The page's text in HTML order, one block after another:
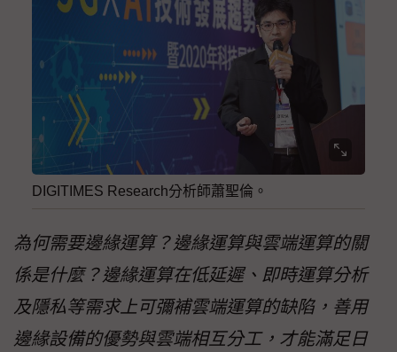
DIGITIMES Research分析師蕭聖倫。
為何需要邊緣運算？邊緣運算與雲端運算的關
係是什麼？邊緣運算在低延遲、即時運算分析
及隱私等需求上可彌補雲端運算的缺陷，善用
邊緣設備的優勢與雲端相互分工，才能滿足日